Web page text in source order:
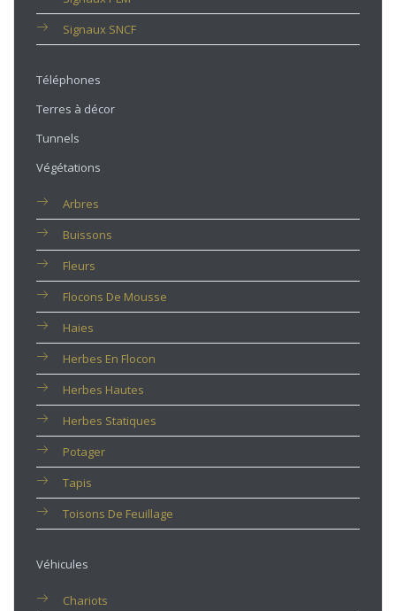
Signaux SNCF
Téléphones
Terres à décor
Tunnels
Végétations
Arbres
Buissons
Fleurs
Flocons De Mousse
Haies
Herbes En Flocon
Herbes Hautes
Herbes Statiques
Potager
Tapis
Toisons De Feuillage
Véhicules
Chariots